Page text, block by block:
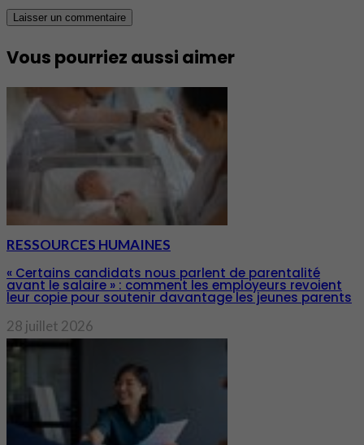
Vous pourriez aussi aimer
RESSOURCES HUMAINES
« Certains candidats nous parlent de parentalité
avant le salaire » : comment les employeurs revoient
leur copie pour soutenir davantage les jeunes parents
28 juillet 2026